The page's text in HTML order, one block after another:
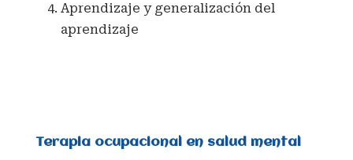
Aprendizaje y generalización del
aprendizaje
Terapia ocupacional en salud mental